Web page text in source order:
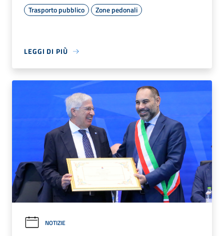
Trasporto pubblico Zone pedonali
LEGGI DI PIÙ
NOTIZIE